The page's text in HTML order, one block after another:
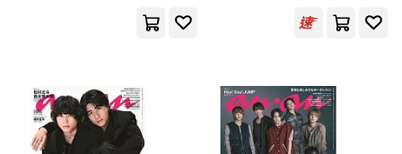
Faustin/ Terry(1)
Frederic/ Anane(1) Gatti(1)
Giuseppe (EDT)(1)